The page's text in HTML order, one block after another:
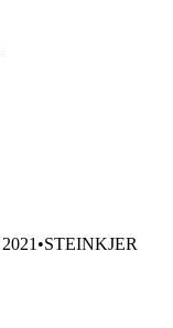
2021 •STEINKJER